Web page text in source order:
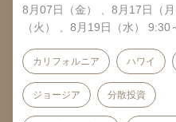
8月07日（金） 、8月17日（
（火） 、8月19日（水） 9:30
カリフォルニア ハワイ
ジョージア 分散投資